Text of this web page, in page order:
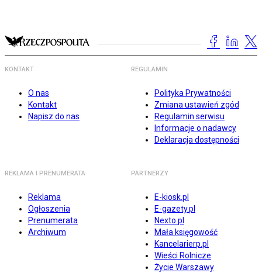
KONTAKT
O nas
Kontakt
Napisz do nas
REGULAMIN
Polityka Prywatności
Zmiana ustawień zgód
Regulamin serwisu
Informacje o nadawcy
Deklaracja dostępności
REKLAMA I PRENUMERATA
Reklama
Ogłoszenia
Prenumerata
Archiwum
PARTNERZY
E-kiosk.pl
E-gazety.pl
Nexto.pl
Mała księgowość
Kancelarierp.pl
Wieści Rolnicze
Życie Warszawy